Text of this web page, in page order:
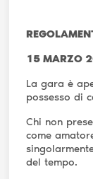
15 MARZO
La gara è
possesso di
Chi non
come
del tempo.